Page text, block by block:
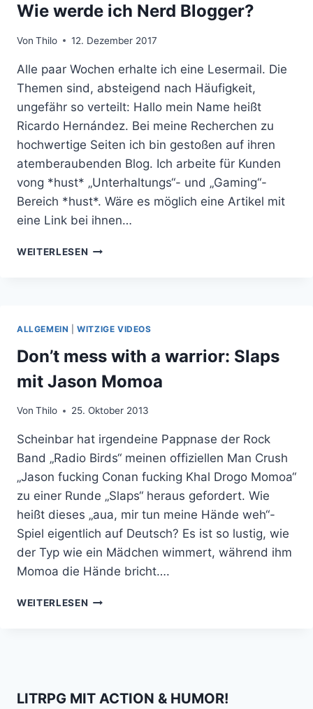
Wie werde ich Nerd Blogger?
Von Thilo 12. Dezember 2017
Alle paar Wochen erhalte ich eine Lesermail. Die
Themen sind, absteigend nach Häufigkeit,
ungefähr so verteilt: Hallo mein Name heißt
Ricardo Hernández. Bei meine Recherchen zu
hochwertige Seiten ich bin gestoßen auf ihren
atemberaubenden Blog. Ich arbeite für Kunden
vong *hust* „Unterhaltungs“- und „Gaming“-
Bereich *hust*. Wäre es möglich eine Artikel mit
eine Link bei ihnen…
WEITERLESEN WIE
ALLGEMEIN |WITZIGE VIDEOS
Don’t mess with a warrior: Slaps
mit Jason Momoa
Von Thilo 25. Oktober 2013
Scheinbar hat irgendeine Pappnase der Rock
Band „Radio Birds“ meinen offiziellen Man Crush
„Jason fucking Conan fucking Khal Drogo Momoa“
zu einer Runde „Slaps“ heraus gefordert. Wie
heißt dieses „aua, mir tun meine Hände weh“-
Spiel eigentlich auf Deutsch? Es ist so lustig, wie
der Typ wie ein Mädchen wimmert, während ihm
Momoa die Hände bricht….
WEITERLESEN DON’T
JASON
LITRPG MIT ACTION & HUMOR!